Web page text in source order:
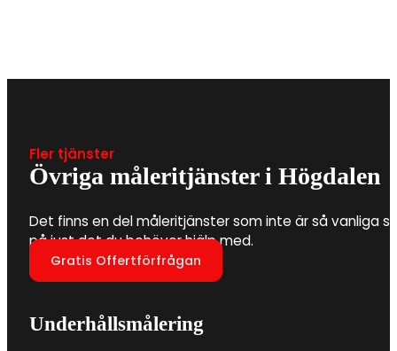
Fler tjänster
Övriga måleritjänster i Högdalen
Det finns en del måleritjänster som inte är så vanliga
på just det du behöver hjälp med.
Gratis Offertförfrågan
Underhållsmålering